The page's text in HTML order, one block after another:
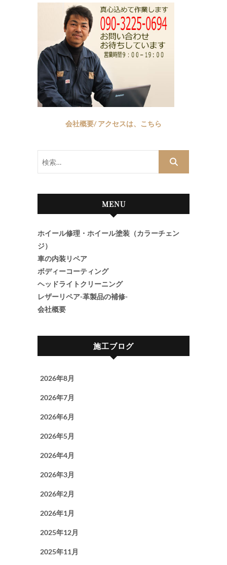
会社概要/ アクセスは、こちら
MENU
ホイール修理・ホイール塗装（カラーチェン
ジ）
車の内装リペア
ボディーコーティング
ヘッドライトクリーニング
レザーリペア-革製品の補修-
会社概要
施工ブログ
2026年8月
2026年7月
2026年6月
2026年5月
2026年4月
2026年3月
2026年2月
2026年1月
2025年12月
2025年11月